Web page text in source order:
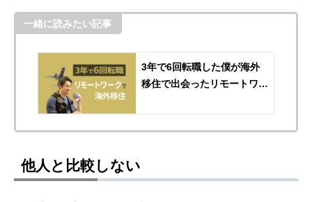
一緒に読みたい記事
3年で6回転職した僕が海外
移住で出会ったリモートワー
他人と比較しない